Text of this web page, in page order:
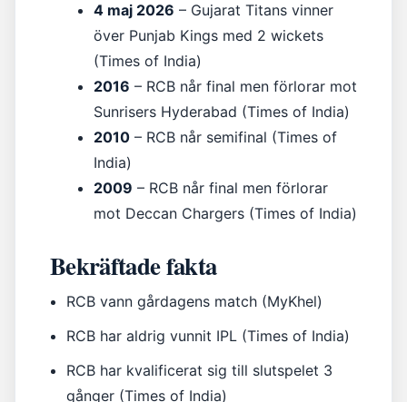
4 maj 2026 – Gujarat Titans vinner
över Punjab Kings med 2 wickets
(Times of India)
2016 – RCB når final men förlorar mot
Sunrisers Hyderabad (Times of India)
2010 – RCB når semifinal (Times of
India)
2009 – RCB når final men förlorar
mot Deccan Chargers (Times of India)
Bekräftade fakta
RCB vann gårdagens match (MyKhel)
RCB har aldrig vunnit IPL (Times of India)
RCB har kvalificerat sig till slutspelet 3
gånger (Times of India)